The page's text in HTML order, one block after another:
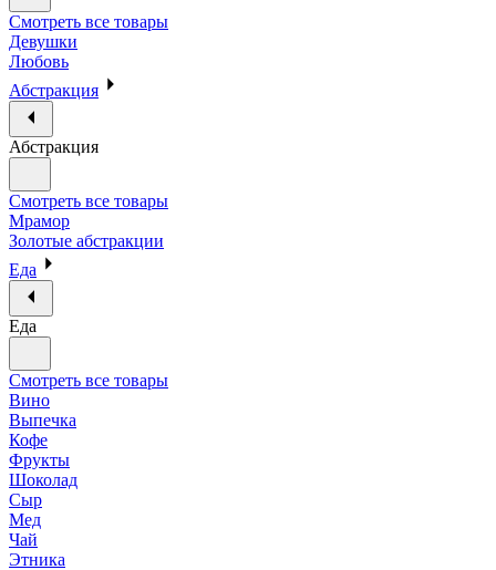
Смотреть все товары
Девушки
Любовь
Абстракция
Абстракция
Смотреть все товары
Мрамор
Золотые абстракции
Еда
Еда
Смотреть все товары
Вино
Выпечка
Кофе
Фрукты
Шоколад
Сыр
Мед
Чай
Этника